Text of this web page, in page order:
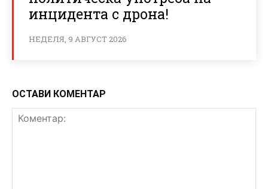
инцидента с дрона!
НЕДЕЛЯ, 9 АВГУСТ 2026
ОСТАВИ КОМЕНТАР